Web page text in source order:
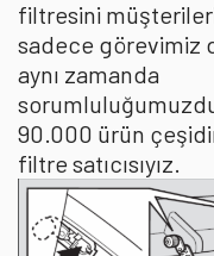
filtresini
sadece görevimiz
aynı zamanda
90.000 ürün
filtre satıcısıyız.